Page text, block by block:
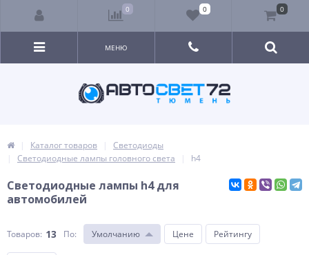
МЕНЮ
Каталог товаров
Светодиоды
Светодиодные лампы головного света
h4
Светодиодные лампы h4 для
автомобилей
Товаров: 13 По: Умолчанию Цене Рейтингу
0 0 0